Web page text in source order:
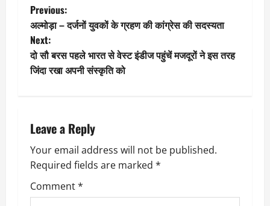
P
o
s
a
v
i
Previous:
अल्मोड़ा – दर्जनों युवकों के ग्रहण की कांग्रेस की सदस्यता
Next:
दो सौ बरस पहले भारत से वेस्ट इंडीज पहुंचें मजदूरों ने इस तरह
जिंदा रखा अपनी संस्कृति को
Leave a Reply
Your email address will not be published.
Required fields are marked *
Comment*